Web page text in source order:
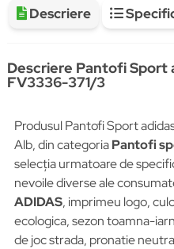
Descriere
Descriere Pantofi Sport
FV3336-371/3
Produsul Pantofi Sport
Alb, din categoriaPantofi
selecția urmatoare de
nevoile diverse ale
ADIDAS, imprimeu logo,
ecologica, sezon toamna-
de joc strada, pronatie